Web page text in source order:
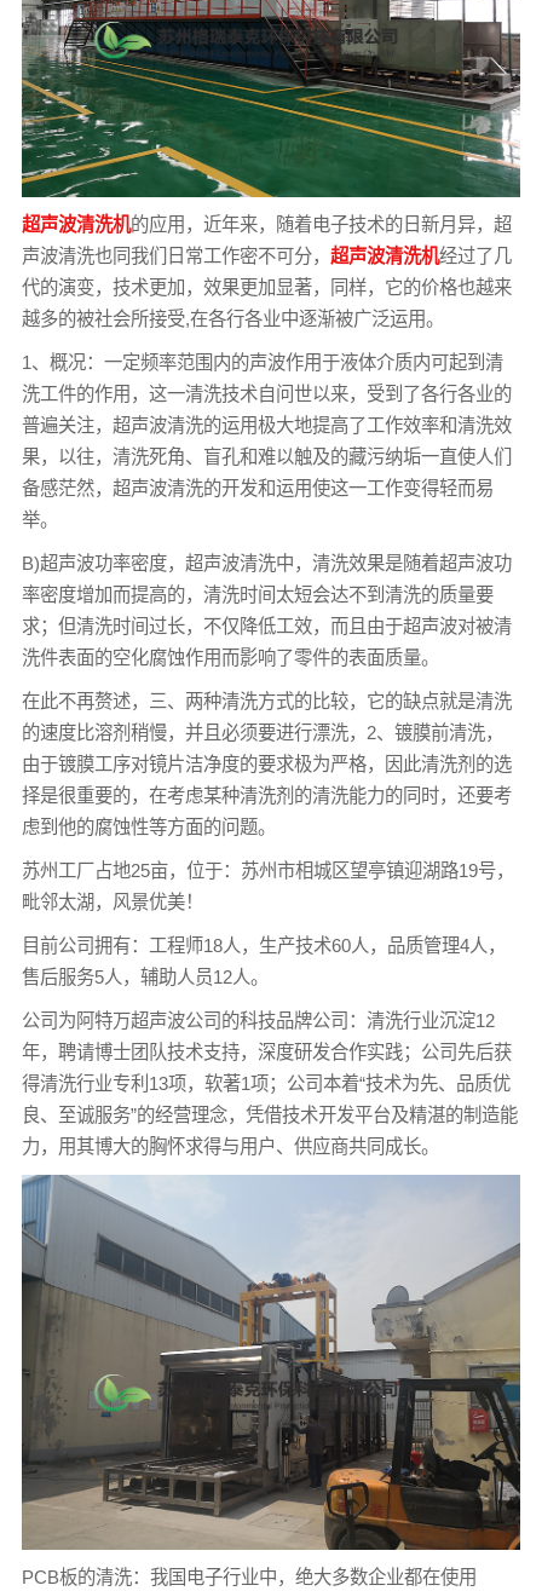
超声波清洗机的应用，近年来，随着电子技术的日新月异，超
声波清洗也同我们日常工作密不可分， 超声波清洗机经过了几
代的演变，技术更加，效果更加显著，同样，它的价格也越来
越多的被社会所接受,在各行各业中逐渐被广泛运用。
1、概况：一定频率范围内的声波作用于液体介质内可起到清
洗工件的作用，这一清洗技术自问世以来，受到了各行各业的
普遍关注，超声波清洗的运用极大地提高了工作效率和清洗效
果，以往，清洗死角、盲孔和难以触及的藏污纳垢一直使人们
备感茫然，超声波清洗的开发和运用使这一工作变得轻而易
举。
B)超声波功率密度，超声波清洗中，清洗效果是随着超声波功
率密度增加而提高的，清洗时间太短会达不到清洗的质量要
求；但清洗时间过长，不仅降低工效，而且由于超声波对被清
洗件表面的空化腐蚀作用而影响了零件的表面质量。
在此不再赘述，三、两种清洗方式的比较，它的缺点就是清洗
的速度比溶剂稍慢，并且必须要进行漂洗，2、镀膜前清洗，
由于镀膜工序对镜片洁净度的要求极为严格，因此清洗剂的选
择是很重要的，在考虑某种清洗剂的清洗能力的同时，还要考
虑到他的腐蚀性等方面的问题。
苏州工厂占地25亩，位于：苏州市相城区望亭镇迎湖路19号，
毗邻太湖，风景优美！
目前公司拥有：工程师18人，生产技术60人，品质管理4人，
售后服务5人，辅助人员12人。
公司为阿特万超声波公司的科技品牌公司：清洗行业沉淀12
年，聘请博士团队技术支持，深度研发合作实践；公司先后获
得清洗行业专利13项，软著1项；公司本着“技术为先、品质优
良、至诚服务”的经营理念，凭借技术开发平台及精湛的制造能
力，用其博大的胸怀求得与用户、供应商共同成长。
PCB板的清洗：我国电子行业中，绝大多数企业都在使用